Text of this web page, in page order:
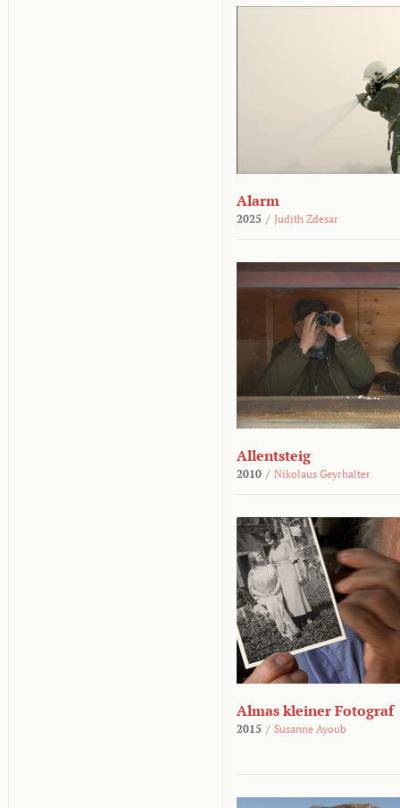
Alarm
2025 / Judith Zdesar
Allentsteig
2010 / Nikolaus Geyrhalter
Almas kleiner Fotograf
2015 / Susanne Ayoub